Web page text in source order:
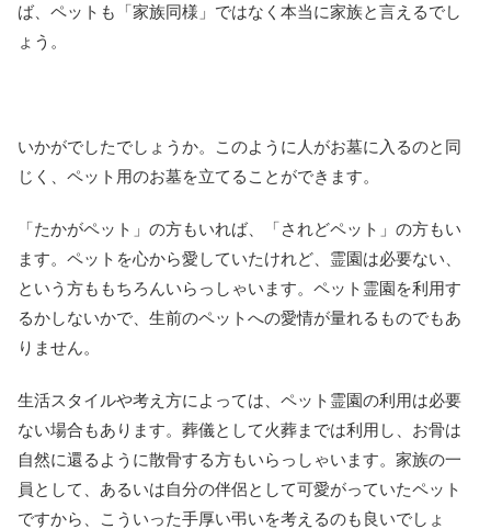
ば、ペットも「家族同様」ではなく本当に家族と言えるでし
ょう。
いかがでしたでしょうか。このように人がお墓に入るのと同
じく、ペット用のお墓を立てることができます。
「たかがペット」の方もいれば、「されどペット」の方もい
ます。ペットを心から愛していたけれど、霊園は必要ない、
という方ももちろんいらっしゃいます。ペット霊園を利用す
るかしないかで、生前のペットへの愛情が量れるものでもあ
りません。
生活スタイルや考え方によっては、ペット霊園の利用は必要
ない場合もあります。葬儀として火葬までは利用し、お骨は
自然に還るように散骨する方もいらっしゃいます。家族の一
員として、あるいは自分の伴侶として可愛がっていたペット
ですから、こういった手厚い弔いを考えるのも良いでしょ